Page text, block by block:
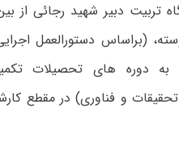
تربیت دبیر شهید رجائی از
علوم، تحقیقات و فناوری) در